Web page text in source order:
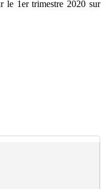
le 1er trimestre 2020 sur